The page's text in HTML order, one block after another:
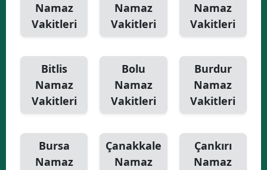
Namaz
Vakitleri
Namaz
Vakitleri
Namaz
Vakitleri
Bitlis
Namaz
Vakitleri
Bolu
Namaz
Vakitleri
Burdur
Namaz
Vakitleri
Bursa
Namaz
Çanakkale
Namaz
Çankırı
Namaz